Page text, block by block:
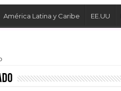
América Latina y Caribe EE.UU